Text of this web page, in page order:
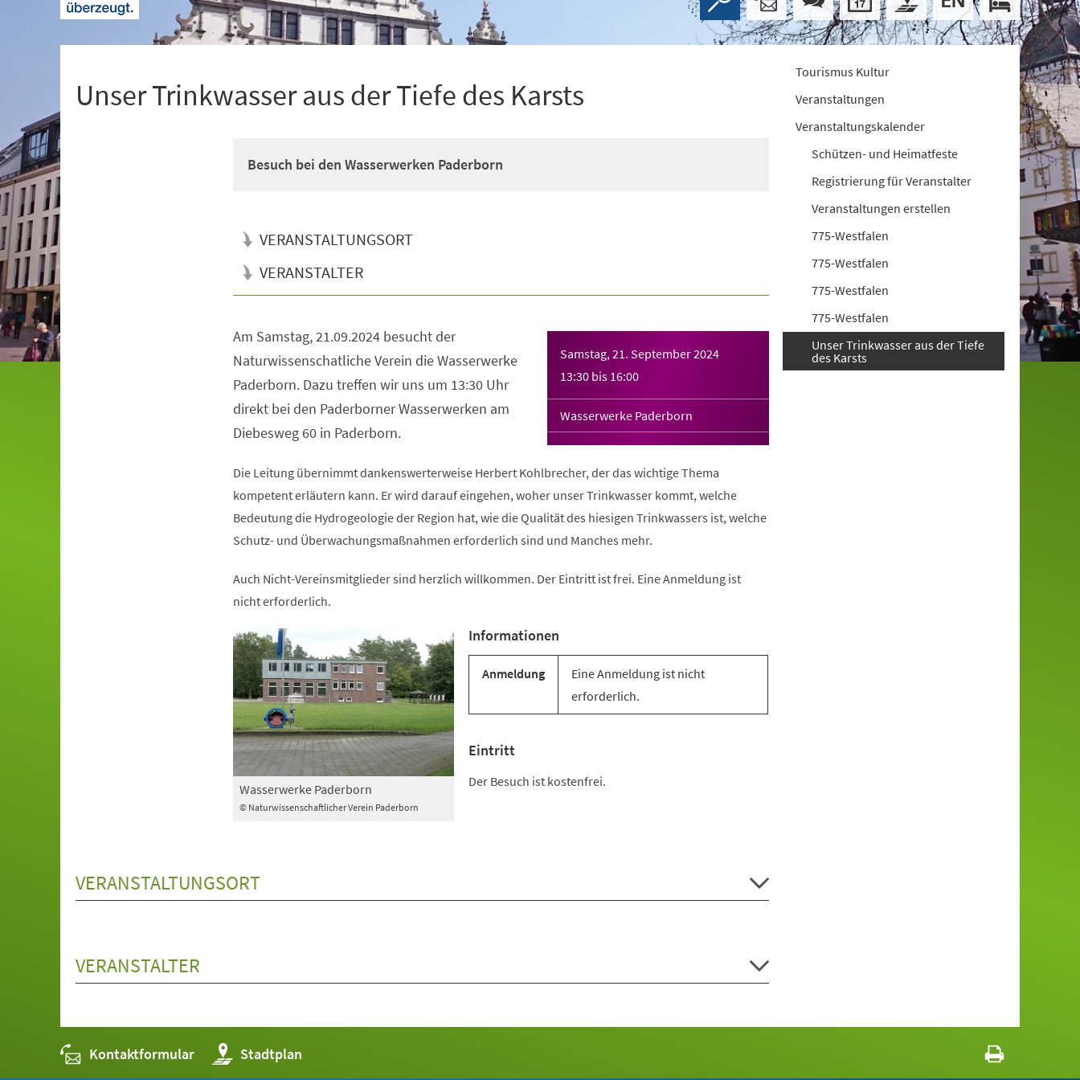
Unser Trinkwasser aus der Tiefe des Karsts
Besuch bei den Wasserwerken Paderborn
VERANSTALTUNGSORT
VERANSTALTER
Samstag, 21. September 2024
13:30 bis 16:00
Wasserwerke Paderborn
Am Samstag, 21.09.2024 besucht der
Naturwissenschatliche Verein die Wasserwerke
Paderborn. Dazu treffen wir uns um 13:30 Uhr
direkt bei den Paderborner Wasserwerken am
Diebesweg 60 in Paderborn.
Die Leitung übernimmt dankenswerterweise Herbert Kohlbrecher, der das wichtige Thema
kompetent erläutern kann. Er wird darauf eingehen, woher unser Trinkwasser kommt, welche
Bedeutung die Hydrogeologie der Region hat, wie die Qualität des hiesigen Trinkwassers ist, welche
Schutz- und Überwachungsmaßnahmen erforderlich sind und Manches mehr.
Auch Nicht-Vereinsmitglieder sind herzlich willkommen. Der Eintritt ist frei. Eine Anmeldung ist
nicht erforderlich.
© Naturwissenschaftlicher Verein Paderborn
Wasserwerke Paderborn
Informationen
Anmeldung
Eine Anmeldung ist nicht
erforderlich.
Eintritt
Der Besuch ist kostenfrei.
VERANSTALTUNGSORT
VERANSTALTER
Tourismus Kultur
Veranstaltungen
Veranstaltungskalender
Schützen- und Heimatfeste
Registrierung für Veranstalter
Veranstaltungen erstellen
775-Westfalen
775-Westfalen
775-Westfalen
775-Westfalen
Unser Trinkwasser aus der Tiefe
des Karsts
Kontaktformular Stadtplan
(Öffnet
in